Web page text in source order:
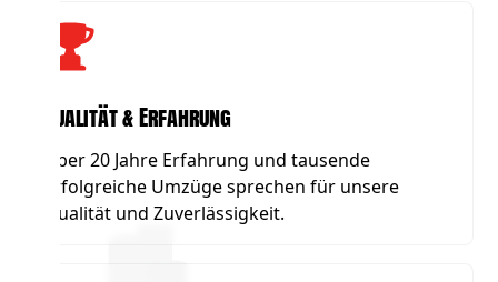
Qualität & Erfahrung
Über 20 Jahre Erfahrung und tausende
erfolgreiche Umzüge sprechen für unsere
Qualität und Zuverlässigkeit.